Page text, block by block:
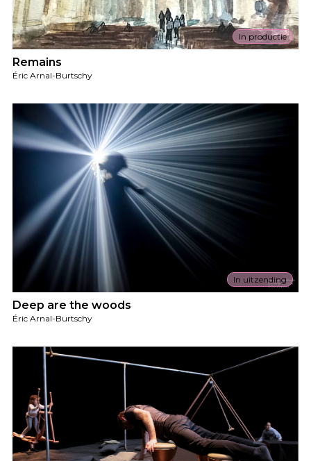
In productie
Remains
Éric Arnal-Burtschy
In uitzending
Deep are the woods
Éric Arnal-Burtschy